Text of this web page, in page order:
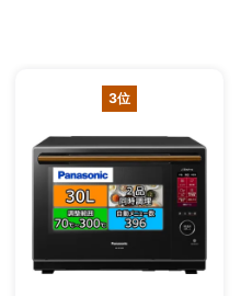
3位